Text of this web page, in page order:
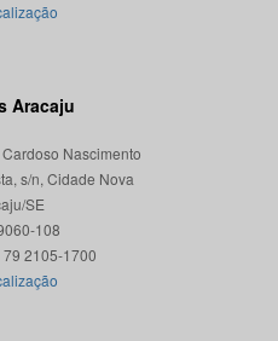
Aracaju
Nascimento
s/n, Cidade Nova
SE
108